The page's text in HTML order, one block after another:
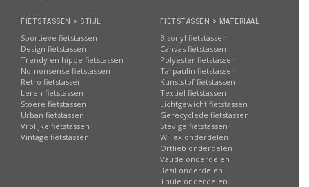
FIETSTASSEN > STIJL
Sportieve fietstassen
Design fietstassen
Trendy en hippe fietstassen
No-nonsense fietstassen
Retro fietstassen
Leren fietstassen
Stoere fietstassen
Urban fietstassen
Vrolijke fietstassen
Vintage fietstassen
FIETSTASSEN > MATERIAAL
Bisonyl fietstassen
Canvas fietstassen
Polyester fietstassen
Tarpaulin fietstassen
Kunststof fietstassen
Textiel fietstassen
Lichtgewicht fietstassen
Gerecyclede fietstassen
Stevige fietstassen
Willex onderdelen
Ortlieb onderdelen
Vaude onderdelen
Basil onderdelen
Thule onderdelen